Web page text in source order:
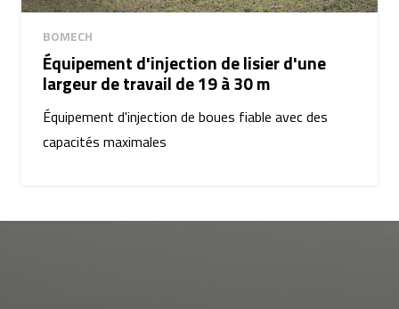
BOMECH
Équipement d'injection de lisier d'une
largeur de travail de 19 à 30 m
Équipement d'injection de boues fiable avec des
capacités maximales